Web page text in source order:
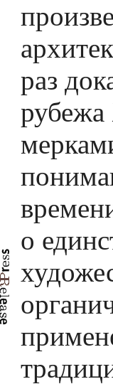
раз
о